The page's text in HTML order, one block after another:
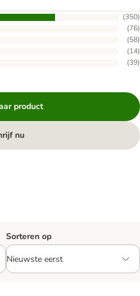
(350)
(76)
(58)
(14)
(39)
product
nu
Sorteren op